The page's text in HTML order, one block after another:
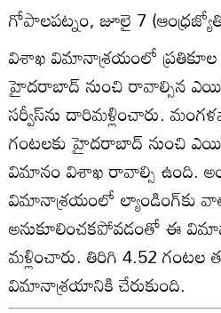
గోపాలపట్నం, జూలై 7
విశాఖ విమానాశ్రయంలో
హైదరాబాద్‌ నుంచి రావాల్సిన
సర్వీస్‌ను దారిమళ్లించారు.
గంటలకు హైదరాబాద్‌ నుంచి
విమానం విశాఖ రావాల్సి ఉంది.
విమానాశ్రయంలో ల్యాండింగ్‌కు
అనుకూలించకపోవడంతో ఈ
మళ్లించారు. తిరిగి 4.52
విమానాశ్రయానికి చేరుకుంది.